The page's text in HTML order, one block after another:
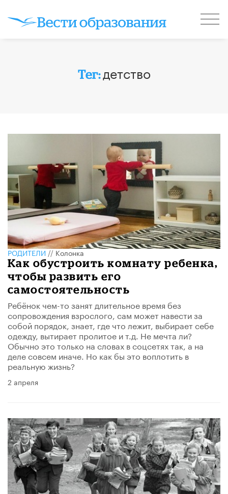
Тег:детство
РОДИТЕЛИ//Колонка
Как обустроить комнату ребенка,
чтобы развить его
самостоятельность
Ребёнок чем-то занят длительное время без
сопровождения взрослого, сам может навести за
собой порядок, знает, где что лежит, выбирает себе
одежду, вытирает пролитое и т.д. Не мечта ли?
Обычно это только на словах в соцсетях так, а на
деле совсем иначе. Но как бы это воплотить в
реальную жизнь?
2 апреля